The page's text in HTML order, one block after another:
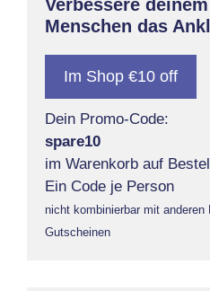
Verbessere
Menschen das
Im Shop €10 off
Dein Promo-Code:
spare10
im Warenkorb auf
Ein Code je Person
nicht kombinierbar mit anderen
Gutscheinen